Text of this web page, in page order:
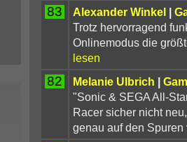
83 Alexander Winkel|
Trotz hervorragend
Onlinemodus die
lesen
82 Melanie Ulbrich |
"Sonic & SEGA All-
Racer sicher nicht
genau auf den